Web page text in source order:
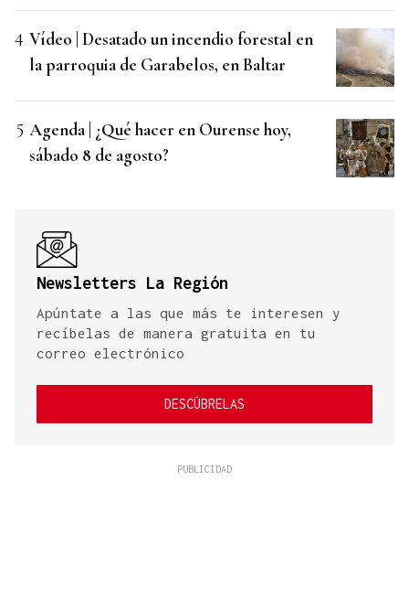
Vídeo | Desatado un incendio forestal en
la parroquia de Garabelos, en Baltar
Agenda | ¿Qué hacer en Ourense hoy,
sábado 8 de agosto?
Newsletters La Región
Apúntate a las que más te interesen y
recíbelas de manera gratuita en tu
correo electrónico
DESCÚBRELAS